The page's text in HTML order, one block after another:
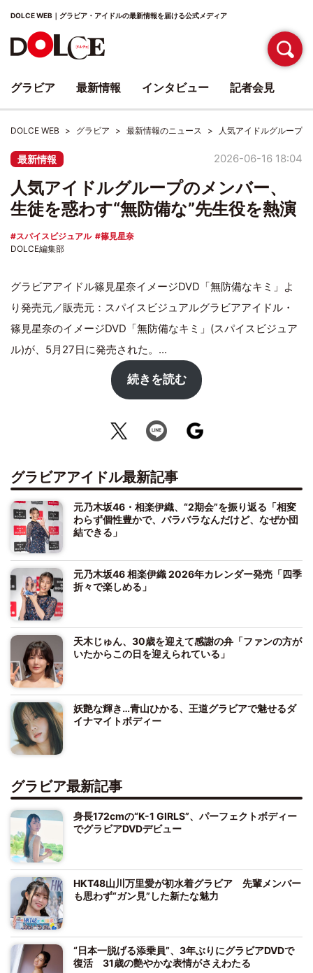
DOLCE WEB｜グラビア・アイドルの最新情報を届ける公式メディア
DOLCE WEB グラビア 最新情報のニュース 人気アイドルグループ
最新情報 2026-06-16 18:04
人気アイドルグループのメンバー、
生徒を惑わす“無防備な”先生役を熱演
スパイスビジュアル
篠見星奈
DOLCE編集部
グラビアアイドル篠見星奈イメージDVD「無防備なキミ」よ
り発売元／販売元：スパイスビジュアルグラビアアイドル・
篠見星奈のイメージDVD「無防備なキミ」(スパイスビジュア
ル)が、5月27日に発売された。...
続きを読む
グラビアアイドル最新記事
元乃木坂46・相楽伊織、“2期会”を振り返る「相変
わらず個性豊かで、バラバラなんだけど、なぜか団
結できる」
元乃木坂46 相楽伊織 2026年カレンダー発売「四季
折々で楽しめる」
天木じゅん、30歳を迎えて感謝の弁「ファンの方が
いたからこの日を迎えられている」
妖艶な輝き…青山ひかる、王道グラビアで魅せるダ
イナマイトボディー
グラビア最新記事
身長172cmの“K-1 GIRLS”、パーフェクトボディー
でグラビアDVDデビュー
HKT48山川万里愛が初水着グラビア 先輩メンバー
も思わず“ガン見”した新たな魅力
“日本一脱げる添乗員”、3年ぶりにグラビアDVDで
復活 31歳の艶やかな表情がさえわたる
グラビア 最新情報 インタビュー 記者会見